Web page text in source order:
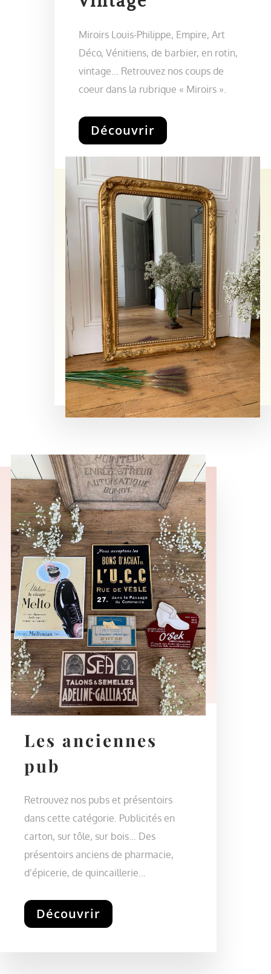
Miroirs Louis-Philippe, Empire, Art
Déco, Vénitiens, de barbier, en rotin,
vintage… Retrouvez nos coups de
coeur dans la rubrique « Miroirs ».
Découvrir
Les anciennes
pub
Retrouvez nos pubs et présentoirs
dans cette catégorie. Publicités en
carton, sur tôle, sur bois… Des
présentoirs anciens de pharmacie,
d’épicerie, de quincaillerie…
Découvrir